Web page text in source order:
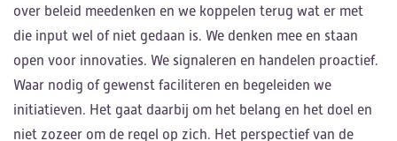
over beleid meedenken en we koppelen terug wat er met
die input wel of niet gedaan is. We denken mee en staan
open voor innovaties. We signaleren en handelen proactief.
Waar nodig of gewenst faciliteren en begeleiden we
initiatieven. Het gaat daarbij om het belang en het doel en
niet zozeer om de regel op zich. Het perspectief van de